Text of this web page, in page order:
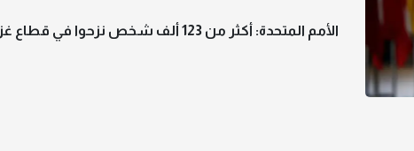
الأمم المتحدة: أكثر من 123 ألف شخص نزحوا في قطاع غزة